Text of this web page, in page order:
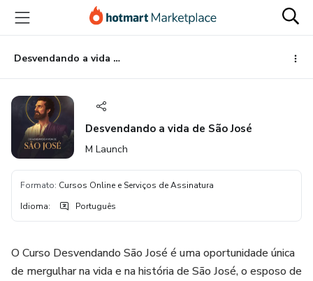
para
conteúdo
principal
para
pagamento
para
rodapé
Desvendando a vida de São José
Desvendando a vida de São José
M Launch
Formato: Cursos Online e Serviços de Assinatura
Idioma: Português
O Curso Desvendando São José é uma oportunidade única
de mergulhar na vida e na história de São José, o esposo de